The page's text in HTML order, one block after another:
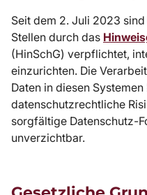
Seit dem 2. Juli 2023
Stellen durch das
(HinSchG) verpflichtet,
einzurichten. Die
Daten in diesen
datenschutzrechtliche
sorgfältige Datenschutz-
unverzichtbar.